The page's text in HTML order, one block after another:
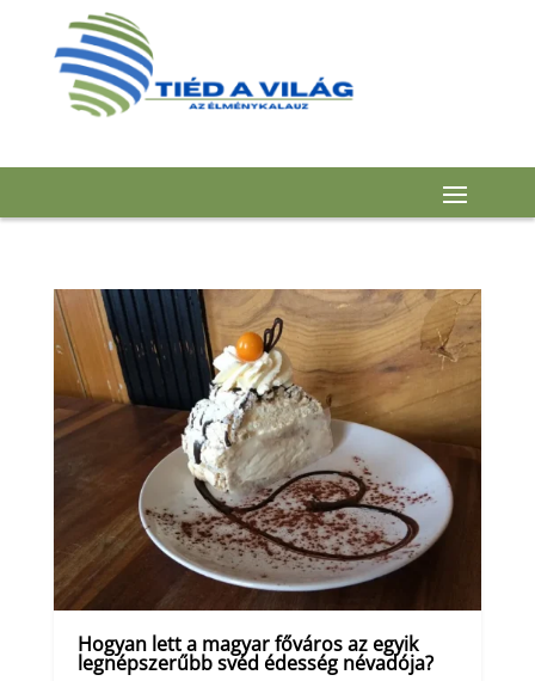
Hogyan lett a magyar főváros az egyik
legnépszerűbb svéd édesség névadója?